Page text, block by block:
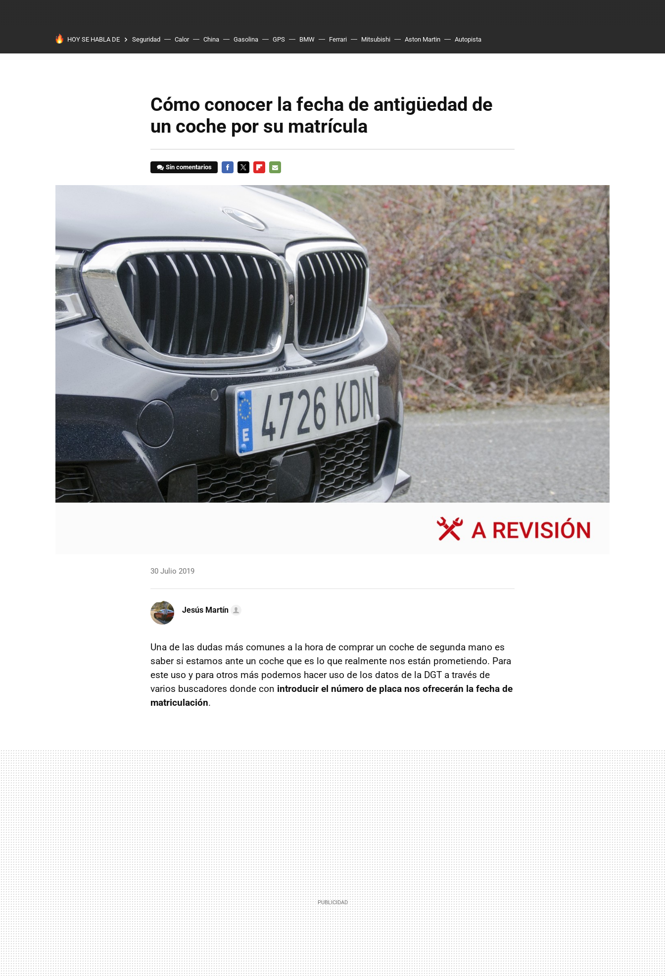
HOY SE HABLA DE Seguridad Calor China Gasolina GPS BMW Ferrari Mitsubishi Aston Martin Autopista
Cómo conocer la fecha de antigüedad de
un coche por su matrícula
Sin comentarios
MAIL
30 Julio 2019
Jesús Martín
Una de las dudas más comunes a la hora de comprar un coche de segunda mano es
saber si estamos ante un coche que es lo que realmente nos están prometiendo. Para
este uso y para otros más podemos hacer uso de los datos de la DGT a través de
varios buscadores donde con introducir el número de placa nos ofrecerán la fecha de
matriculación.